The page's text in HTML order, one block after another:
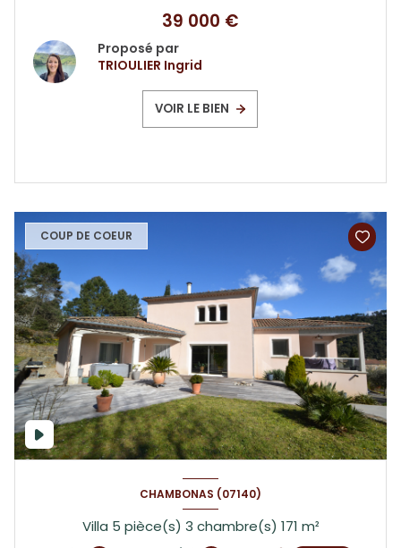
39 000 €
Proposé par
TRIOULIER Ingrid
VOIR LE BIEN
COUP DE COEUR
CHAMBONAS (07140)
Villa 5 pièce(s) 3 chambre(s) 171 m²